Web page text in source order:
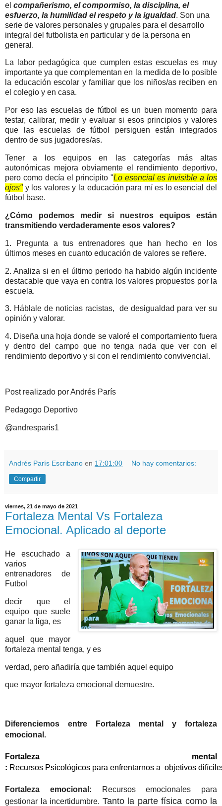
el compañerismo, el compormiso, la disciplina, el
esfuerzo, la humilidad el respeto y la igualdad. Son una
serie de valores personales y grupales para el desarrollo
integral del futbolista en particular y de la persona en
general.
La labor pedagógica que cumplen estas escuelas es muy
importante ya que complementan en la medida de lo posible
la educación escolar y familiar que los niños/as reciben en
el colegio y en casa.
Por eso las escuelas de fútbol es un buen momento para
testar, calibrar, medir y evaluar si esos principios y valores
que las escuelas de fútbol persiguen están integrados
dentro de sus jugadores/as.
Tener a los equipos en las categorías más altas
autonómicas mejora obviamente el rendimiento deportivo,
pero como decía el principito "Lo esencial es invisible a los
ojos"y los valores y la educación para mí es lo esencial del
fútbol base.
¿Cómo podemos medir si nuestros equipos están
transmitiendo verdaderamente esos valores?
1. Pregunta a tus entrenadores que han hecho en los
últimos meses en cuanto educación de valores se refiere.
2. Analiza si en el último periodo ha habido algún incidente
destacable que vaya en contra los valores propuestos por la
escuela.
3. Háblale de noticias racistas, de desigualdad para ver su
opinión y valorar.
4. Diseña una hoja donde se valoré el comportamiento fuera
y dentro del campo que no tenga nada que ver con el
rendimiento deportivo y si con el rendimiento convivencial.
Post realizado por Andrés París
Pedagogo Deportivo
@andresparis1
Andrés París Escribano en 17:01:00 No hay comentarios:
Compartir
viernes, 21 de mayo de 2021
Fortaleza Mental Vs Fortaleza
Emocional. Aplicado al deporte
He escuchado a
varios
Futbol
decir que el
ganar la liga, es
aquel que mayor
fortaleza mental tenga, y es
verdad, pero añadiría que también aquel equipo
que mayor fortaleza emocional demuestre.
Diferenciemos entre Fortaleza mental y fortaleza
emocional.
Fortaleza mental
: Recursos Psicológicos para enfrentarnos a  objetivos
Fortaleza emocional: Recursos emocionales para
gestionar la incertidumbre. Tanto la parte física como la